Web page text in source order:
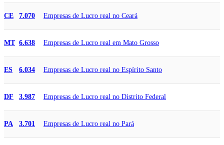
CE 7.070 Empresas de Lucro real no Ceará
MT 6.638 Empresas de Lucro real em Mato Grosso
ES 6.034 Empresas de Lucro real no Espírito Santo
DF 3.987 Empresas de Lucro real no Distrito Federal
PA 3.701 Empresas de Lucro real no Pará